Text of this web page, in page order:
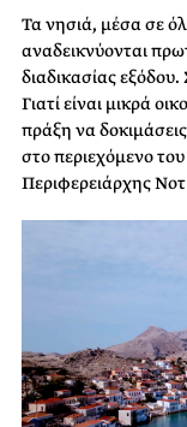
Τα νησιά, μέσα σε
αναδεικνύονται
διαδικασίας
Γιατί είναι μικρά
πράξη να
στο περιεχόμενο
Περιφερειάρχης